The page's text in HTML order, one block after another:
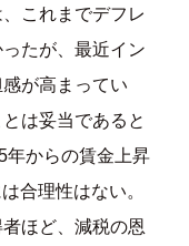
これまでデフレ
たが、最近イン
が高まってい
は妥当であると
年からの賃金上昇
合理性はない。
ほど、減税の恩